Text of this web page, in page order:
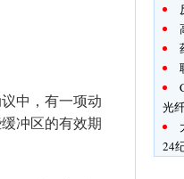
中，有一项动
冲区的有效期
光
24